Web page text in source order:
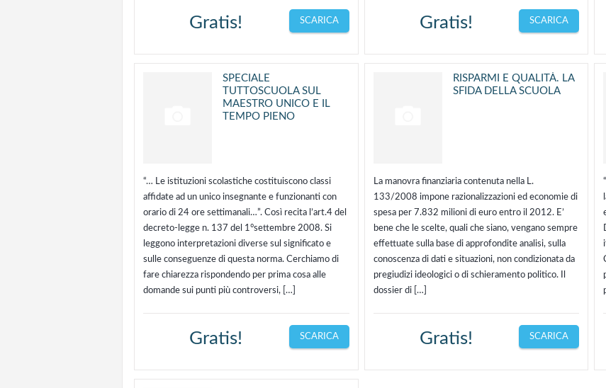
Gratis! SCARICA Gratis! SCARICA
SPECIALE
TUTTOSCUOLA SUL
MAESTRO UNICO E IL
TEMPO PIENO
“… Le istituzioni scolastiche costituiscono classi
affidate ad un unico insegnante e funzionanti con
orario di 24 ore settimanali…”. Così recita l’art.4 del
decreto-legge n. 137 del 1°settembre 2008. Si
leggono interpretazioni diverse sul significato e
sulle conseguenze di questa norma. Cerchiamo di
fare chiarezza rispondendo per prima cosa alle
domande sui punti più controversi, […]
Gratis! SCARICA
RISPARMI E QUALITÀ. LA
SFIDA DELLA SCUOLA
La manovra finanziaria contenuta nella L.
133/2008 impone razionalizzazioni ed economie di
spesa per 7.832 milioni di euro entro il 2012. E’
bene che le scelte, quali che siano, vengano sempre
effettuate sulla base di approfondite analisi, sulla
conoscenza di dati e situazioni, non condizionata da
pregiudizi ideologici o di schieramento politico. Il
dossier di […]
Gratis! SCARICA